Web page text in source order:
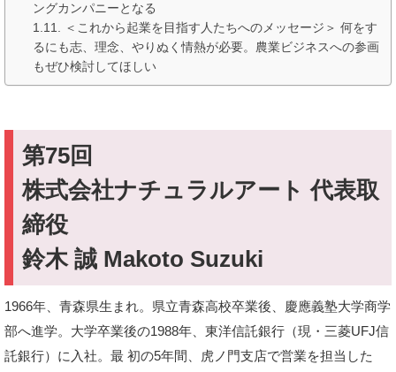
ングカンパニーとなる
＜これから起業を目指す人たちへのメッセージ＞ 何をす
るにも志、理念、やりぬく情熱が必要。農業ビジネスへの参画
もぜひ検討してほしい
第75回
株式会社ナチュラルアート 代表取
締役
鈴木 誠 Makoto Suzuki
1966年、青森県生まれ。県立青森高校卒業後、慶應義塾大学商学
部へ進学。大学卒業後の1988年、東洋信託銀行（現・三菱UFJ信
託銀行）に入社。最 初の5年間、虎ノ門支店で営業を担当した